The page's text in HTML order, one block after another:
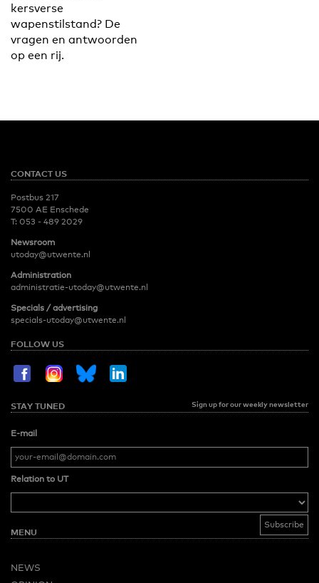
kersverse
wapenstilstand? De
vragen en antwoorden
op een rij.
CONTACT US
Postbus 217
7500 AE Enschede
T: 053 - 489 2029
Newsroom
utoday@utwente.nl
Administration
administratie-utoday@utwente.nl
Specials / advertising
specials-utoday@utwente.nl
FOLLOW US
STAY TUNED Sign up for our weekly newsletter
E-mail
Relation to UT
MENU
NEWS